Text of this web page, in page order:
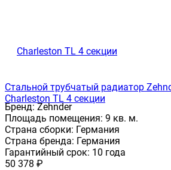
Стальной трубчатый радиатор
Charleston TL 4 секции
Бренд:Zehnder
Площадь помещения: 9 кв. м.
Страна сборки: Германия
Страна бренда: Германия
Гарантийный срок: 10 года
50 378 ₽